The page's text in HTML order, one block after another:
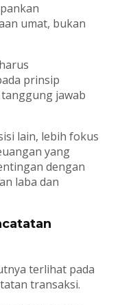
umat, bukan
prinsip
jawab
lain, lebih fokus
yang
dengan
laba dan
terlihat pada
transaksi.